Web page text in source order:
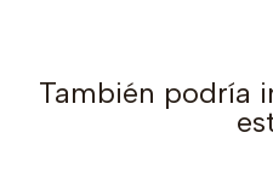
También podría